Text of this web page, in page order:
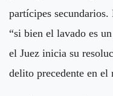
partícipes
“si bien el lavado es
el Juez inicia su
delito precedente en el